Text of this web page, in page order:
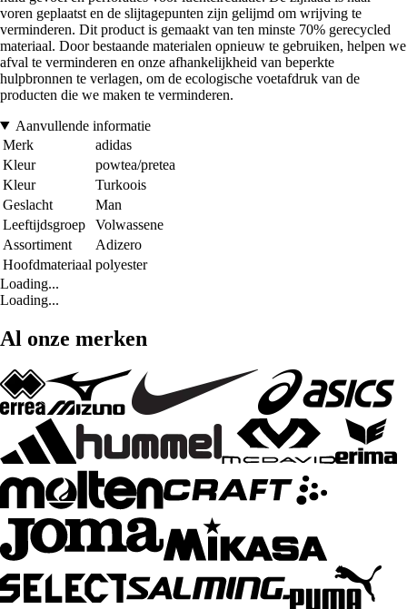
voren geplaatst en de slijtagepunten zijn gelijmd om wrijving te
verminderen. Dit product is gemaakt van ten minste 70% gerecycled
materiaal. Door bestaande materialen opnieuw te gebruiken, helpen we
afval te verminderen en onze afhankelijkheid van beperkte
hulpbronnen te verlagen, om de ecologische voetafdruk van de
producten die we maken te verminderen.
Aanvullende informatie
Merk
adidas
Kleur
powtea/pretea
Kleur
Turkoois
Geslacht
Man
Leeftijdsgroep
Volwassene
Assortiment
Adizero
Hoofdmateriaal polyester
Loading...
Loading...
Al onze merken